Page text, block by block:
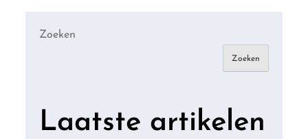
Zoeken
Zoeken
Laatste artikelen